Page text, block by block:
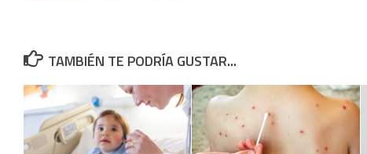
TAMBIÉN TE PODRÍA GUSTAR...